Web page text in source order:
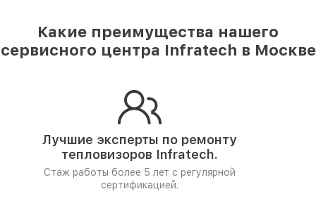
Какие преимущества нашего
сервисного центра Infratech в Москве
Лучшие эксперты по ремонту
тепловизоров Infratech.
Стаж работы более 5 лет с регулярной
сертификацией.